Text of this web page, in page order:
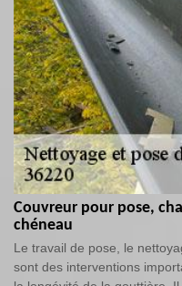
Couvreur pour pose,
chéneau
Le travail de pose, le
sont des interventions